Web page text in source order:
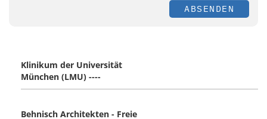
ABSENDEN
Klinikum der Universität
München (LMU) ----
Behnisch Architekten - Freie